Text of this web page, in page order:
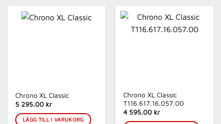
Chrono XL Classic
5 295.00 kr
LÄGG TILL I VARUKORG
Chrono XL Classic
T116.617.16.057.00
4 595.00 kr